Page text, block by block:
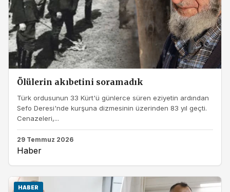
Ölülerin akıbetini soramadık
Türk ordusunun 33 Kürt'ü günlerce süren eziyetin ardından
Sefo Deresi'nde kurşuna dizmesinin üzerinden 83 yıl geçti.
Cenazeleri,...
29 Temmuz 2026
Haber
HABER